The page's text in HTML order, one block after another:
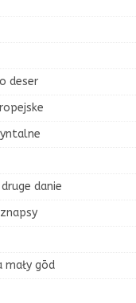
deser
danie
mały gōd